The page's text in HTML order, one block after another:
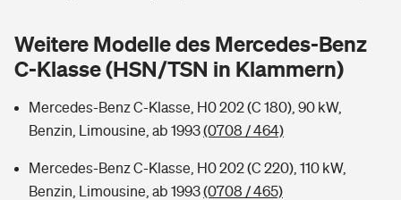
Wer versichert was: Jetzt Versicherer finden
Sie haben Fragen?
Musikinstrumentenversicherung
Zur Übersicht
Tools
Weitere Modelle des Mercedes-Benz
C-Klasse (HSN/TSN in Klammern)
Mercedes-Benz C-Klasse, H0 202 (C 180), 90 kW,
Benzin, Limousine, ab 1993(0708 / 464)
Mercedes-Benz C-Klasse, H0 202 (C 220), 110 kW,
Benzin, Limousine, ab 1993(0708 / 465)